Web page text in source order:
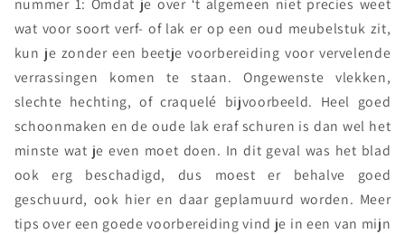
nummer 1: Omdat je over ‘t algemeen niet precies weet
wat voor soort verf- of lak er op een oud meubelstuk zit,
kun je zonder een beetje voorbereiding voor vervelende
verrassingen komen te staan. Ongewenste vlekken,
slechte hechting, of craquelé bijvoorbeeld. Heel goed
schoonmaken en de oude lak eraf schuren is dan wel het
minste wat je even moet doen. In dit geval was het blad
ook erg beschadigd, dus moest er behalve goed
geschuurd, ook hier en daar geplamuurd worden. Meer
tips over een goede voorbereiding vind je in een van mijn